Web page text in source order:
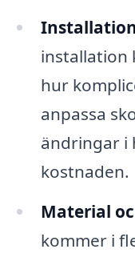
installation
hur
anpassa
ändringar i
kostnaden.
Material
kommer i